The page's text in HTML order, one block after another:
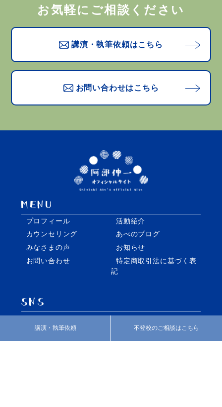
講演・執筆依頼 不登校のご相談はこちら
お気軽にご相談ください
講演・執筆依頼はこちら
お問い合わせはこちら
プロフィール
活動紹介
カウンセリング
あべのブログ
みなさまの声
お知らせ
お問い合わせ
特定商取引法に基づく表
記
facebook
twitter
Instagram